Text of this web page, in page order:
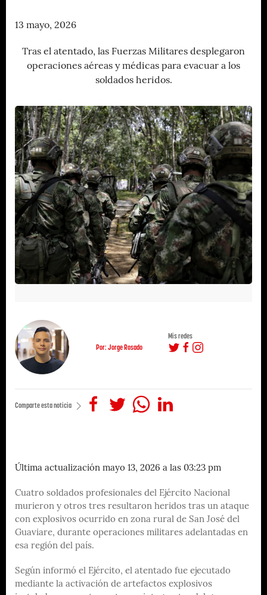
13 mayo, 2026
Tras el atentado, las Fuerzas Militares desplegaron
operaciones aéreas y médicas para evacuar a los
soldados heridos.
Por: Jorge Rosado
Mis redes
Comparte esta noticia
Última actualización mayo 13, 2026 a las 03:23 pm
Cuatro soldados profesionales del Ejército Nacional
murieron y otros tres resultaron heridos tras un ataque
con explosivos ocurrido en zona rural de San José del
Guaviare, durante operaciones militares adelantadas en
esa región del país.
Según informó el Ejército, el atentado fue ejecutado
mediante la activación de artefactos explosivos